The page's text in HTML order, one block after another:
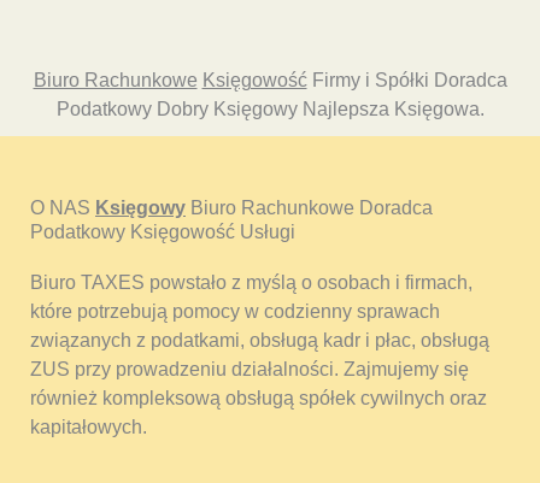
Biuro Rachunkowe KsięgowośćFirmy i Spółki Doradca
Podatkowy Dobry Księgowy Najlepsza Księgowa.
O NAS Księgowy Biuro Rachunkowe Doradca
Podatkowy Księgowość Usługi
Biuro TAXES powstało z myślą o osobach i firmach,
które potrzebują pomocy w codzienny sprawach
związanych z podatkami, obsługą kadr i płac, obsługą
ZUS przy prowadzeniu działalności. Zajmujemy się
również kompleksową obsługą spółek cywilnych oraz
kapitałowych.